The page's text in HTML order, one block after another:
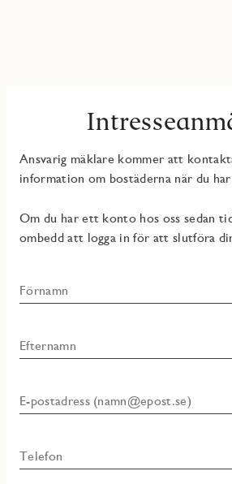
Ansvarig mäklare kommer att
information om bostäderna när du
Om du har ett konto hos oss sedan
ombedd att logga in för att slutföra
Förnamn
Efternamn
E-postadress (namn@epost.se)
Telefon